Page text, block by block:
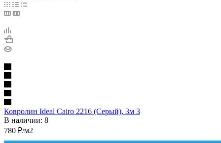
Ковролин Ideal Cairo 2216 (Серый), 3м 3
В наличии: 8
780 ₽/м2